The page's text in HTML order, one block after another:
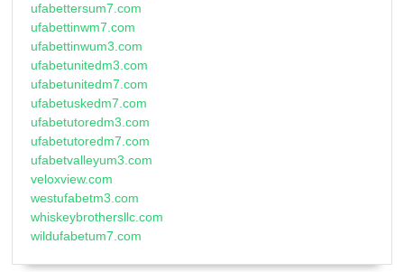
ufabettersum7.com
ufabettinwm7.com
ufabettinwum3.com
ufabetunitedm3.com
ufabetunitedm7.com
ufabetuskedm7.com
ufabetutoredm3.com
ufabetutoredm7.com
ufabetvalleyum3.com
veloxview.com
westufabetm3.com
whiskeybrothersllc.com
wildufabetum7.com